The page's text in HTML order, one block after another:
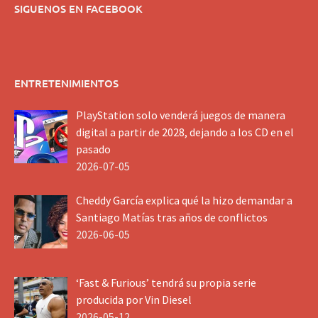
SIGUENOS EN FACEBOOK
ENTRETENIMIENTOS
PlayStation solo venderá juegos de manera
digital a partir de 2028, dejando a los CD en el
pasado
2026-07-05
Cheddy García explica qué la hizo demandar a
Santiago Matías tras años de conflictos
2026-06-05
‘Fast & Furious’ tendrá su propia serie
producida por Vin Diesel